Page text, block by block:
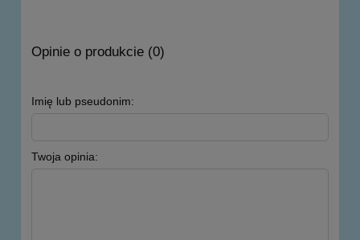
Opinie o produkcie (0)
Imię lub pseudonim:
Twoja opinia: